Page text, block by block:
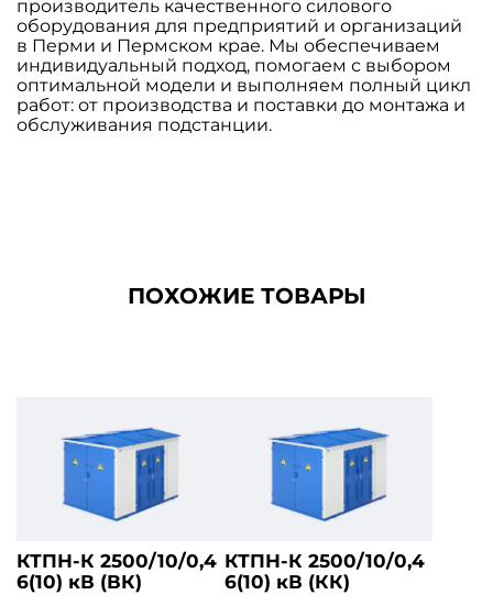
производитель качественного силового
оборудования для предприятий и организаций
в Перми и Пермском крае. Мы обеспечиваем
индивидуальный подход, помогаем с выбором
оптимальной модели и выполняем полный цикл
работ: от производства и поставки до монтажа и
обслуживания подстанции.
ПОХОЖИЕ ТОВАРЫ
КТПН-К 2500/10/0,4
6(10) кВ (ВК)
КТПН-К 2500/10/0,4
6(10) кВ (КК)